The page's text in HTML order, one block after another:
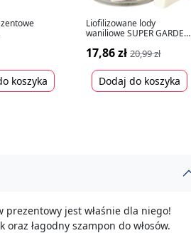
koszyka
Liofilizowane lody
waniliowe SUPER GARDEN,
17,86 zł 20,99 zł
Dodaj do koszyka
jest właśnie dla niego!
łagodny szampon do włosów.